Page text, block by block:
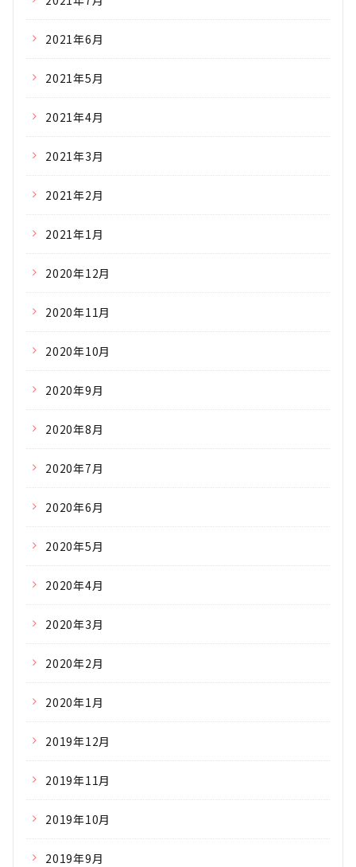
2021年6月
2021年5月
2021年4月
2021年3月
2021年2月
2021年1月
2020年12月
2020年11月
2020年10月
2020年9月
2020年8月
2020年7月
2020年6月
2020年5月
2020年4月
2020年3月
2020年2月
2020年1月
2019年12月
2019年11月
2019年10月
2019年9月